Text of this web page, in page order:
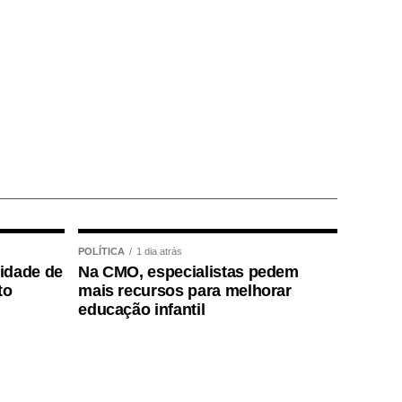
de
POLÍTICA 1 dia atrás
Na CMO, especialistas pedem
mais recursos para melhorar
educação infantil